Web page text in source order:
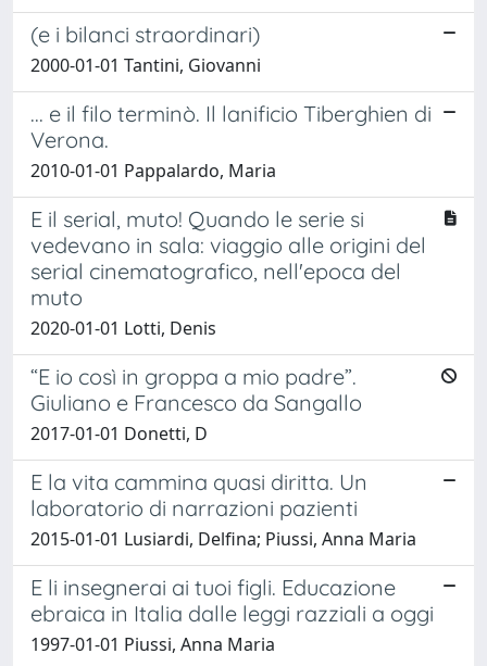
(e i bilanci straordinari)
2000-01-01 Tantini, Giovanni
... e il filo terminò. Il lanificio Tiberghien di
Verona.
2010-01-01 Pappalardo, Maria
E il serial, muto! Quando le serie si
vedevano in sala: viaggio alle origini del
serial cinematografico, nell'epoca del
muto
2020-01-01 Lotti, Denis
“E io così in groppa a mio padre”.
Giuliano e Francesco da Sangallo
2017-01-01 Donetti, D
E la vita cammina quasi diritta. Un
laboratorio di narrazioni pazienti
2015-01-01 Lusiardi, Delfina; Piussi, Anna Maria
E li insegnerai ai tuoi figli. Educazione
ebraica in Italia dalle leggi razziali a oggi
1997-01-01 Piussi, Anna Maria